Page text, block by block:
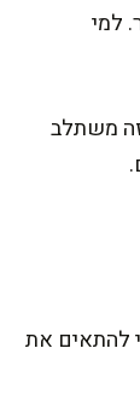
למי
משתלב
להתאים את